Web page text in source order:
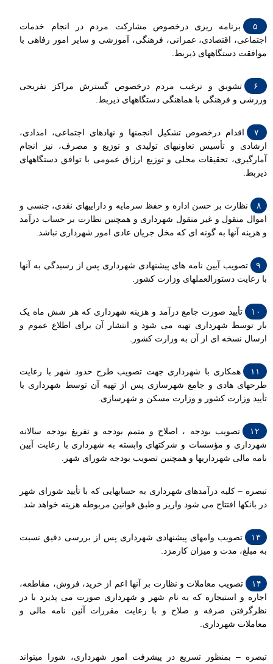
برنامه ریزی درخصوص مشارکت مردم در انجام خدمات
اجتماعی، اقتصادی، عمرانی، فرهنگی، آموزشی و سایر امور رفاهی با
موافقت دستگاههای ذیربط.
تشویق و ترغیب مردم درخصوص گسترش مراکز تفریحی
ورزشی و فرهنگی با هماهنگی دستگاههای ذیربط.
اقدام درخصوص تشکیل انجمنها و نهادهای اجتماعی، امدادی،
ارشادی و تأسیس تعاونیهای تولیدی و توزیع و مصرف، نیز انجام
آمارگیری، تحقیقات محلی و توزیع ارزاق عمومی با توافق دستگاههای
ذیربط.
نظارت بر حسن اداره و حفظ سرمایه و داراییهای نقدی، جنسی و
اموال منقول و غیر منقول شهرداری و همچنین نظارت بر حساب درآمد
و هزینه آنها به گونه ای که مخل جریان عادی امور شهرداری نباشد.
تصویب آیین نامه های پیشنهادی شهرداری پس از رسیدگی به آنها
با رعایت دستورالعملهای وزارت کشور.
تأیید صورت جامع درآمد و هزینه شهرداری که هر شش ماه یک
بار توسط شهرداری تهیه می شود و انتشار آن برای اطلاع عموم و
ارسال نسخه ای از آن به وزارت کشور.
همکاری با شهرداری جهت تصویب طرح حدود شهر با رعایت
طرحهای هادی و جامع شهرسازی پس از تهیه آن توسط شهرداری با
تأیید وزارت کشور و وزارت مسکن و شهرسازی.
تصویب بودجه ، اصلاح و متمم بودجه و تفریغ بودجه سالانه
شهرداری و مؤسسات و شرکتهای وابسته به شهرداری با رعایت آیین
نامه مالی شهرداریها و همچنین تصویب بودجه شورای شهر.
تبصره – کلیه درآمدهای شهرداری به حسابهایی که با تأیید شورای شهر
در بانکها افتتاح می شود واریز و طبق قوانین مربوطه هزینه خواهد شد.
۱۳
تصویب وامهای پیشنهادی شهرداری پس از بررسی دقیق نسبت
به مبلغ، مدت و میزان کارمزد.
تصویب معاملات و نظارت بر آنها اعم از خرید، فروش، مقاطعه،
اجاره و استیجاره که به نام شهر و شهرداری صورت می پذیرد با در
نظرگرفتن صرفه و صلاح و با رعایت مقررات آئین نامه مالی و
معاملات شهرداری.
تبصره – بمنظور تسریع در پیشرفت امور شهرداری، شورا میتواند